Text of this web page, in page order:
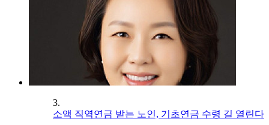
3.
소액 직역연금 받는 노인, 기초연금 수령 길 열린다